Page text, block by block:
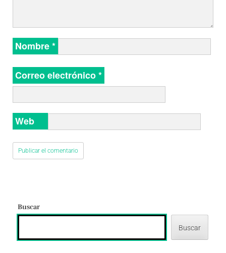
Nombre*
Correo electrónico*
Web
Buscar
Buscar